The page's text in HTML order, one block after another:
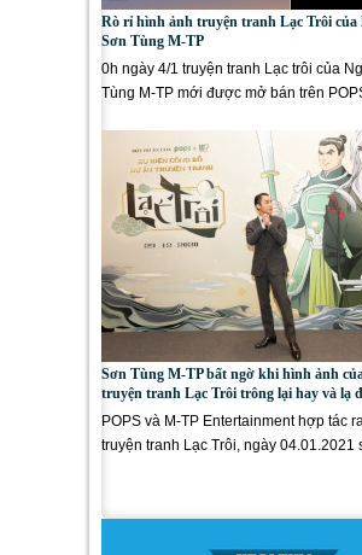
Rò rỉ hình ảnh truyện tranh Lạc Trôi của
Sơn Tùng M-TP
0h ngày 4/1 truyện tranh Lạc trôi của
Tùng M-TP mới được mở bán trên
Sơn Tùng M-TP bất ngờ khi hình ảnh
truyện tranh Lạc Trôi trông lại hay và lạ
POPS và M-TP Entertainment hợp tác
truyện tranh Lạc Trôi, ngày 04.01.2021